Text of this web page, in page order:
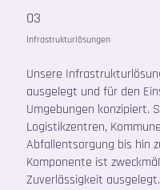
03
Infrastrukturlösungen
Unsere
ausgelegt und für den
Umgebungen konzipiert.
Logistikzentren,
Abfallentsorgung bis hin
Komponente ist
Zuverlässigkeit ausgelegt.